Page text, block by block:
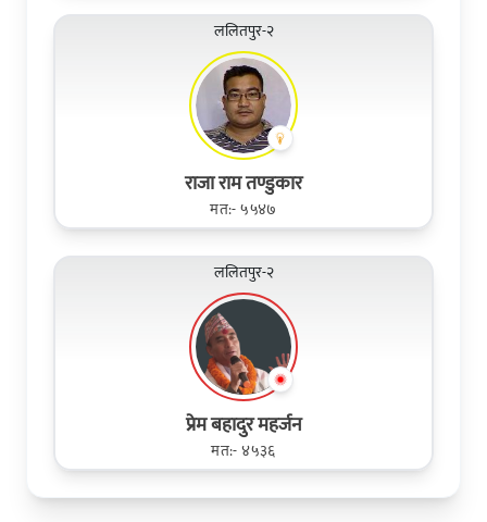
ललितपुर-२
राजा राम तण्डुकार
मत:- ५५४७
ललितपुर-२
प्रेम बहादुर महर्जन
मत:- ४५३६